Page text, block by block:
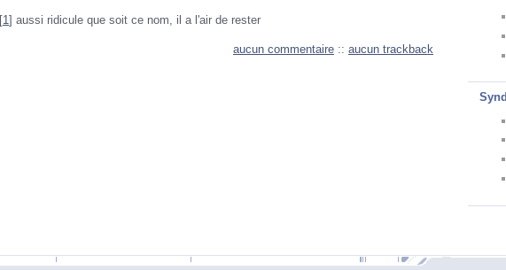
[1] aussi ridicule que soit ce nom, il a l'air de rester
aucun commentaire :: aucun trackback